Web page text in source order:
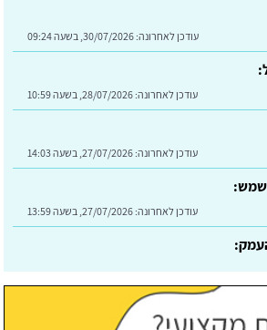
עודכן לאחרונה: 30/07/2026, בשעה 09:24
עודכן לאחרונה: 28/07/2026, בשעה 10:59
עודכן לאחרונה: 27/07/2026, בשעה 14:03
שמש:
עודכן לאחרונה: 27/07/2026, בשעה 13:59
עודכן לאחרונה:09/08/2026, בשעה 10:20